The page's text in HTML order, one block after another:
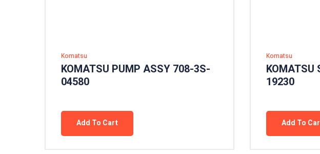
Komatsu
KOMATSU PUMP ASSY 708-3S-
04580
Add To Cart
Komatsu
KOMATSU
19230
Add To